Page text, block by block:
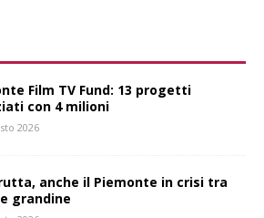
Film TV Fund: 13 progetti
con 4 milioni
2026
anche il Piemonte in crisi tra
grandine